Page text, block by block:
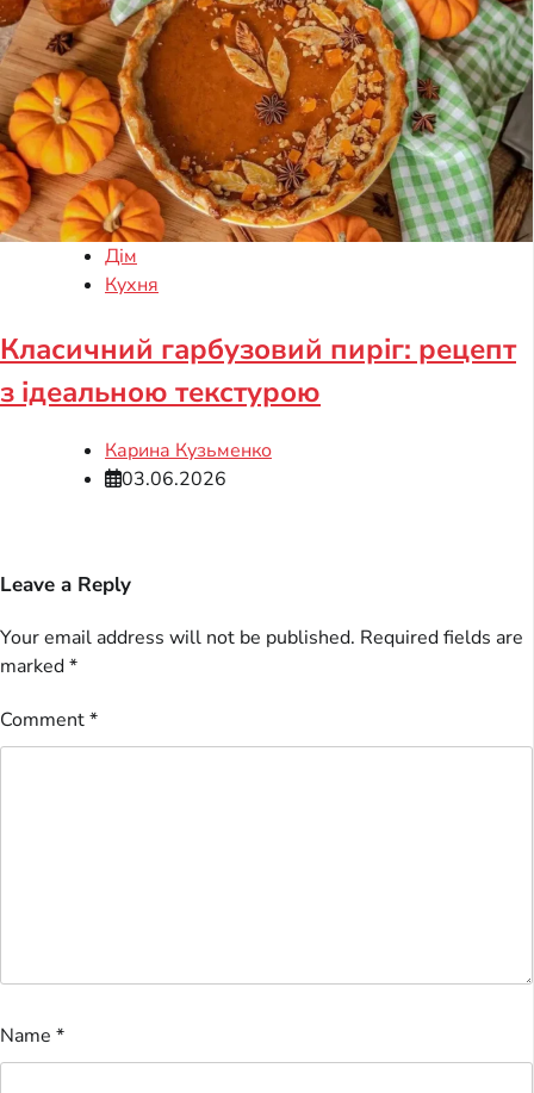
Дім
Кухня
Класичний гарбузовий пиріг: рецепт
з ідеальною текстурою
Карина Кузьменко
03.06.2026
Leave a Reply
Your email address will not be published. Required fields are
marked*
Comment*
Name *